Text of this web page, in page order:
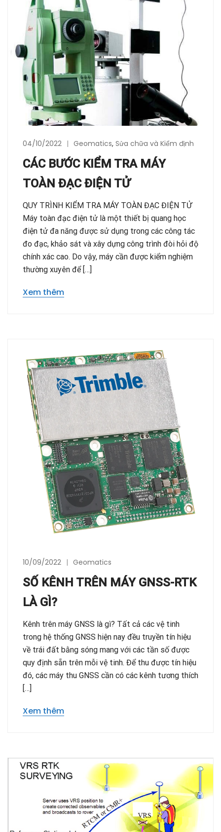
04/10/2022 Geomatics, Sửa chữa và Kiểm định
CÁC BƯỚC KIỂM TRA MÁY
TOÀN ĐẠC ĐIỆN TỬ
QUY TRÌNH KIỂM TRA MÁY TOÀN ĐẠC ĐIỆN TỬ
Máy toàn đạc điện tử là một thiết bị quang học
điện tử đa năng được sử dụng trong các công tác
đo đạc, khảo sát và xây dựng công trình đòi hỏi độ
chính xác cao. Do vậy, máy cần được kiểm nghiệm
thường xuyên để […]
Xem thêm
10/09/2022 Geomatics
SỐ KÊNH TRÊN MÁY GNSS-RTK
LÀ GÌ?
Kênh trên máy GNSS là gì? Tất cả các vệ tinh
trong hệ thống GNSS hiện nay đều truyền tín hiệu
về trái đất bằng sóng mang với các tần số được
quy định sẵn trên mỗi vệ tinh. Để thu được tín hiệu
đó, các máy thu GNSS cần có các kênh tương thích
[…]
Xem thêm